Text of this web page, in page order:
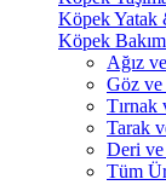
Köpek Yatak
Köpek
Ağız
Göz ve
Tırnak
Tarak
Deri ve
Tüm